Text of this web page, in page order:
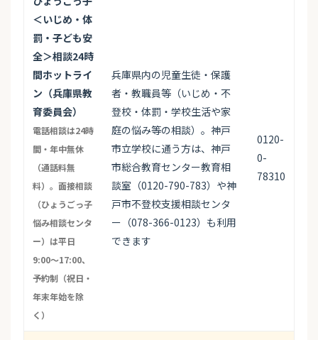
＜いじめ・体
罰・子ども安
全＞相談24時
間ホットライ
ン（兵庫県教
育委員会）
電話相談は24時
間・年中無休
（通話料無
料）。面接相談
（ひょうごっ子
悩み相談センタ
ー）は平日
9:00〜17:00、
予約制（祝日・
年末年始を除
く）
兵庫県内の児童生徒・保護
者・教職員等（いじめ・不
登校・体罰・学校生活や家
庭の悩み等の相談）。神戸
市立学校に通う方は、神戸
市総合教育センター教育相
談室（0120-790-783）や神
戸市不登校支援相談センタ
ー（078-366-0123）も利用
できます
0120-
0-
78310